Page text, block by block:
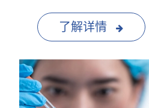
了解详情